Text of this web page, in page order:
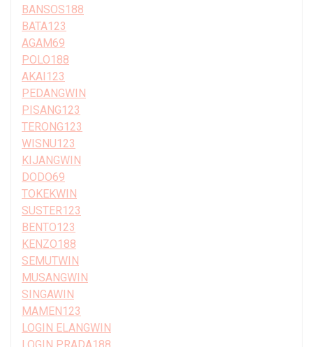
BANSOS188
BATA123
AGAM69
POLO188
AKAI123
PEDANGWIN
PISANG123
TERONG123
WISNU123
KIJANGWIN
DODO69
TOKEKWIN
SUSTER123
BENTO123
KENZO188
SEMUTWIN
MUSANGWIN
SINGAWIN
MAMEN123
LOGIN ELANGWIN